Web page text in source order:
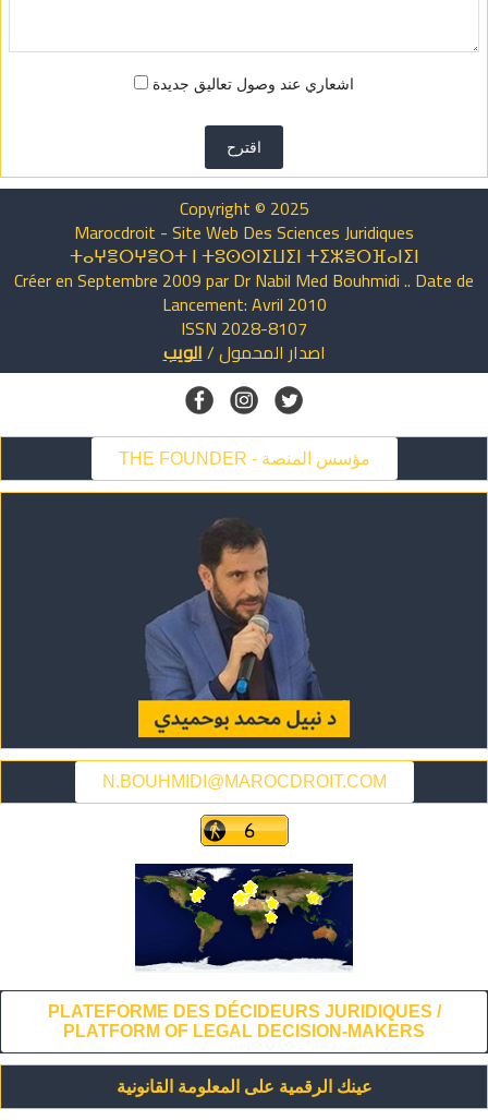
اشعاري عند وصول تعاليق جديدة
اقترح
Copyright © 2025
Marocdroit - Site Web Des Sciences Juridiques
ⵜⴰⵖⴻⵔⵖⴻⵔⵜ ⵏ ⵜⵓⵙⵙⵏⵉⵡⵉⵏ ⵜⵉⵣⴻⵔⴼⴰⵏⵉⵏ
Créer en Septembre 2009 par Dr Nabil Med Bouhmidi .. Date de
Lancement: Avril 2010
ISSN 2028-8107
اصدار المحمول/الويب
THE FOUNDER - مؤسس المنصة
N.BOUHMIDI@MAROCDROIT.COM
PLATEFORME DES DÉCIDEURS JURIDIQUES /
PLATFORM OF LEGAL DECISION-MAKERS
عينك الرقمية على المعلومة القانونية